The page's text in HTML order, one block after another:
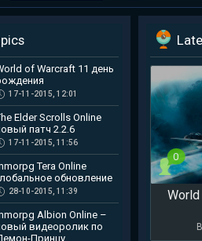
11 день рождения
mmorpg World of
11-ый день
The Elder
of Warcraft 11 день
17-11-2015, 12:01
Elder Scrolls Online
патч 2.2.6
17-11-2015, 11:56
Tera Online
обновление
28-10-2015, 11:39
Albion Online –
видеоролик по
Принцу
0